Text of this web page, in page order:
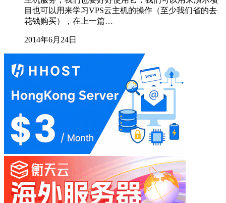
目也可以用来学习VPS云主机的操作（至少我们省的去
花钱购买），在上一篇…
2014年6月24日